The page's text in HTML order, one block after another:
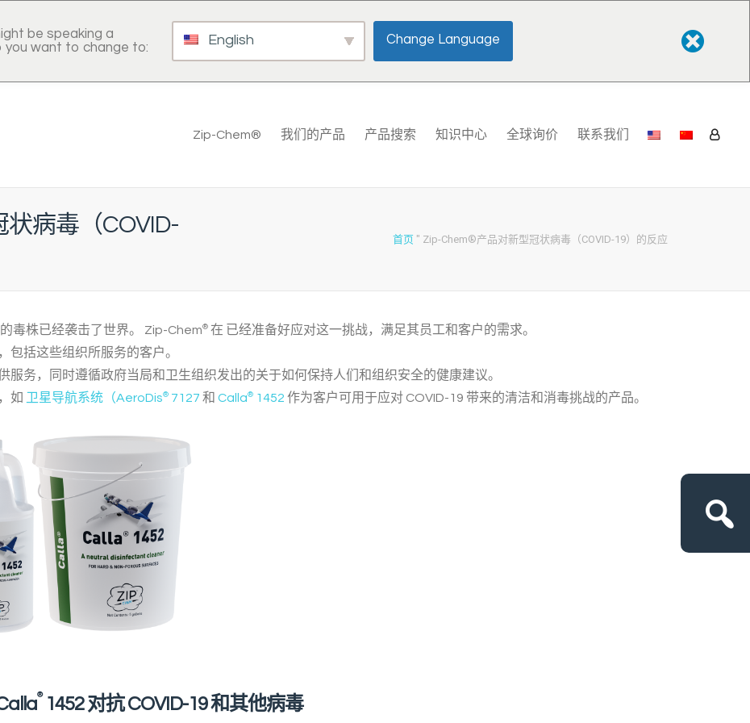
be speaking a
want to change to:
English Change Language
Zip-Chem® 我们的产品 产品搜索 知识中心 全球询价 联系我们
首页 " Zip-Chem®产品对新型冠状病毒（COVID-19）的反应
病毒（COVID-
毒株已经袭击了世界。 Zip-Chem® 在 已经准备好应对这一挑战，满足其员工和客户的需求。
包括这些组织所服务的客户。
服务，同时遵循政府当局和卫生组织发出的关于如何保持人们和组织安全的健康建议。
如 卫星导航系统（AeroDis® 7127 和 Calla® 1452 作为客户可用于应对 COVID-19 带来的清洁和消毒挑战的产品。
® 1452 对抗 COVID-19 和其他病毒